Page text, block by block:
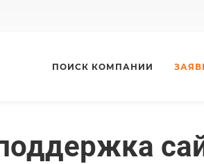
ПОИСК КОМПАНИИ